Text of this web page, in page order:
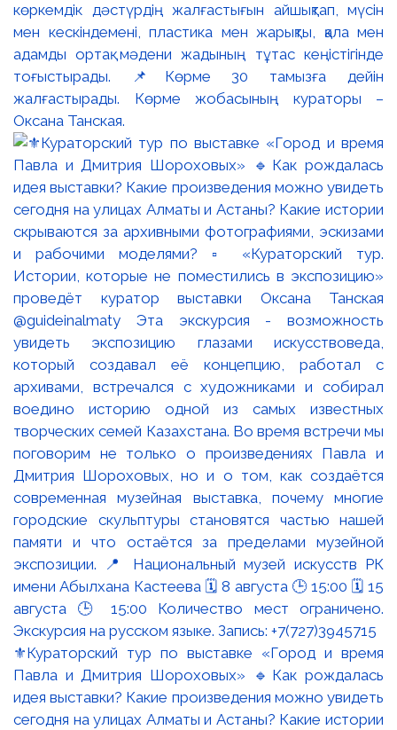
көркемдік дәстүрдің жалғастығын айшықтап, мүсін
мен кескіндемені, пластика мен жарықты, қала мен
адамды ортақ мәдени жадының тұтас кеңістігінде
тоғыстырады. 📌Көрме 30 тамызға дейін
жалғастырады. Көрме жобасының кураторы –
Оксана Танская.
⚜️Кураторский тур по выставке «Город и время
Павла и Дмитрия Шороховых» 🔹Как рождалась
идея выставки? Какие произведения можно увидеть
сегодня на улицах Алматы и Астаны? Какие истории